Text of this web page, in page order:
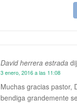
David herrera estrada
3 enero, 2016 a las 11:08
Muchas gracias pastor,
bendiga grandemente